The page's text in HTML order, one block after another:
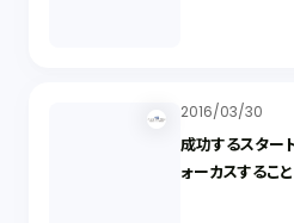
2016/03/30
成功するスター
ォーカスすること